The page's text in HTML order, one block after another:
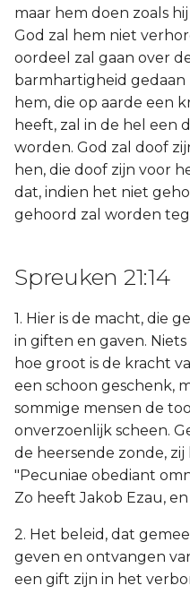
maar hem doen zoals
God zal hem niet
oordeel zal gaan over
barmhartigheid gedaan
hem, die op aarde een
heeft, zal in de hel een
worden. God zal doof
hen, die doof zijn voor
dat, indien het niet
gehoord zal worden
Spreuken 21:14
1. Hier is de macht, die
in giften en gaven.
hoe groot is de kracht
een schoon geschenk,
sommige mensen de
onverzoenlijk scheen.
de heersende zonde,
"Pecuniae obediant
Zo heeft Jakob Ezau,
2. Het beleid, dat
geven en ontvangen
een gift zijn in het